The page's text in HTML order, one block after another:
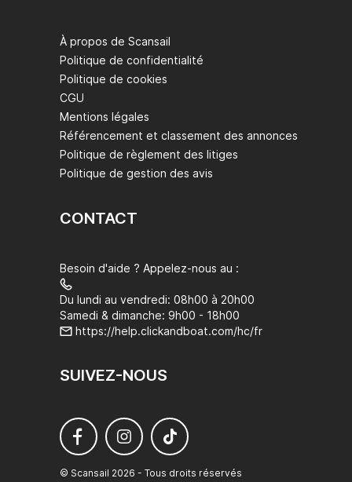
À propos de Scansail
Politique de confidentialité
Politique de cookies
CGU
Mentions légales
Référencement et classement des annonces
Politique de règlement des litiges
Politique de gestion des avis
CONTACT
Besoin d'aide ? Appelez-nous au :
Du lundi au vendredi: 08h00 à 20h00
Samedi & dimanche: 9h00 - 18h00
https://help.clickandboat.com/hc/fr
SUIVEZ-NOUS
© Scansail 2026 - Tous droits réservés